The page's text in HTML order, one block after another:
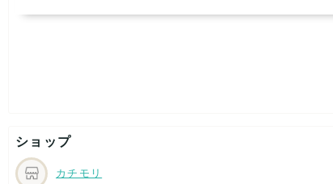
ショップ
カチモリ